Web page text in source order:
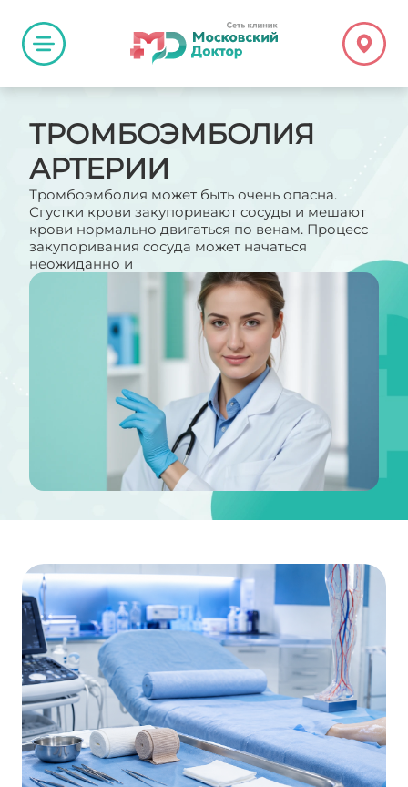
ТРОМБОЭМБОЛИЯ
АРТЕРИИ
Тромбоэмболия может быть очень опасна.
Сгустки крови закупоривают сосуды и мешают
крови нормально двигаться по венам. Процесс
закупоривания сосуда может начаться
неожиданно и